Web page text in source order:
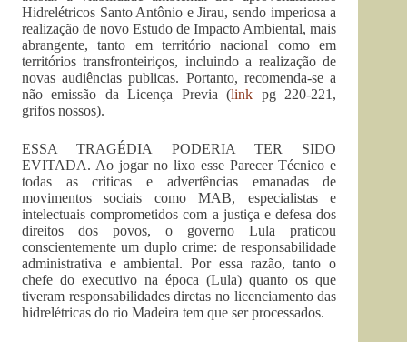
Hidrelétricos Santo Antônio e Jirau, sendo imperiosa a
realização de novo Estudo de Impacto Ambiental, mais
abrangente, tanto em território nacional como em
territórios transfronteiriços, incluindo a realização de
novas audiências publicas. Portanto, recomenda-se a
não emissão da Licença Previa (link pg 220-221,
grifos nossos).
ESSA TRAGÉDIA PODERIA TER SIDO
EVITADA. Ao jogar no lixo esse Parecer Técnico e
todas as criticas e advertências emanadas de
movimentos sociais como MAB, especialistas e
intelectuais comprometidos com a justiça e defesa dos
direitos dos povos, o governo Lula praticou
conscientemente um duplo crime: de responsabilidade
administrativa e ambiental. Por essa razão, tanto o
chefe do executivo na época (Lula) quanto os que
tiveram responsabilidades diretas no licenciamento das
hidrelétricas do rio Madeira tem que ser processados.